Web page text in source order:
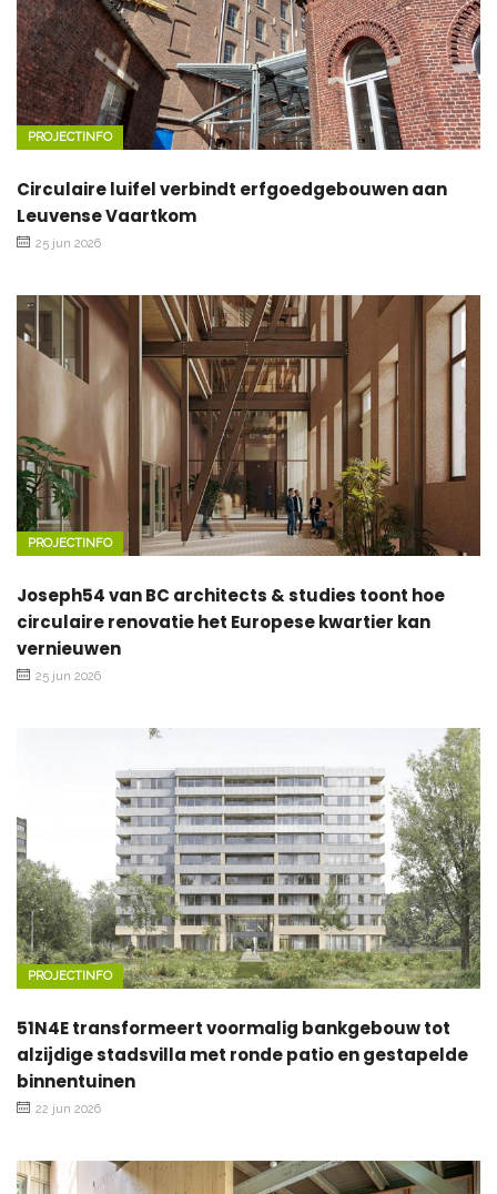
PROJECTINFO
Circulaire luifel verbindt erfgoedgebouwen aan
Leuvense Vaartkom
25 jun 2026
PROJECTINFO
Joseph54 van BC architects & studies toont hoe
circulaire renovatie het Europese kwartier kan
vernieuwen
25 jun 2026
PROJECTINFO
51N4E transformeert voormalig bankgebouw tot
alzijdige stadsvilla met ronde patio en gestapelde
binnentuinen
22 jun 2026